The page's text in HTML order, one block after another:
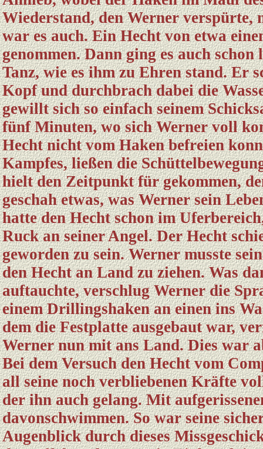
Wiederstand, den Werner verspürte,
war es auch. Ein Hecht von etwa
genommen. Dann ging es auch
Tanz, wie es ihm zu Ehren stand. Er
Kopf und durchbrach dabei die
gewillt sich so einfach seinem
fünf Minuten, wo sich Werner voll
Hecht nicht vom Haken befreien
Kampfes, ließen die
hielt den Zeitpunkt für gekommen,
geschah etwas, was Werner sein
hatte den Hecht schon im
Ruck an seiner Angel. Der Hecht
geworden zu sein. Werner musste
den Hecht an Land zu ziehen. Was
auftauchte, verschlug Werner die
einem Drillingshaken an einen ins
dem die Festplatte ausgebaut war,
Werner nun mit ans Land. Dies war
Bei dem Versuch den Hecht vom
all seine noch verbliebenen Kräfte
der ihn auch gelang. Mit
davonschwimmen. So war seine
Augenblick durch dieses